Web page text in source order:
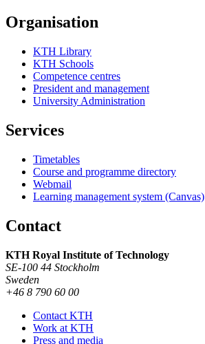
Organisation
KTH Library
KTH Schools
Competence centres
President and management
University Administration
Services
Timetables
Course and programme directory
Webmail
Learning management system (Canvas)
Contact
KTH Royal Institute of Technology
SE-100 44 Stockholm
Sweden
+46 8 790 60 00
Contact KTH
Work at KTH
Press and media